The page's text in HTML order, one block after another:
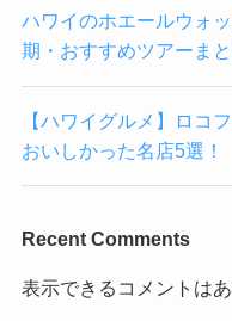
ハワイのホエールウォ
期・おすすめツアーま
【ハワイグルメ】ロコ
おいしかった名店5選！
Recent Comments
表示できるコメントはあ